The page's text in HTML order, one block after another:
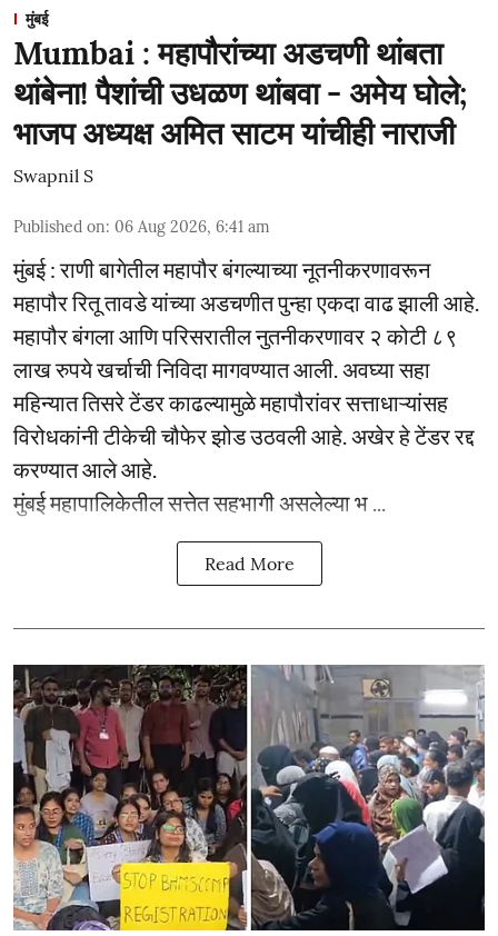
मुंबई
Mumbai : महापौरांच्या अडचणी थांबता
थांबेना! पैशांची उधळण थांबवा - अमेय घोले;
भाजप अध्यक्ष अमित साटम यांचीही नाराजी
Swapnil S
Published on: 06 Aug 2026, 6:41 am
मुंबई : राणी बागेतील महापौर बंगल्याच्या नूतनीकरणावरून
महापौर रितू तावडे यांच्या अडचणीत पुन्हा एकदा वाढ झाली आहे.
महापौर बंगला आणि परिसरातील नुतनीकरणावर २ कोटी ८९
लाख रुपये खर्चाची निविदा मागवण्यात आली. अवघ्या सहा
महिन्यात तिसरे टेंडर काढल्यामुळे महापौरांवर सत्ताधाऱ्यांसह
विरोधकांनी टीकेची चौफेर झोड उठवली आहे. अखेर हे टेंडर रद्द
करण्यात आले आहे.
मुंबई महापालिकेतील सत्तेत सहभागी असलेल्या भ ...
Read More